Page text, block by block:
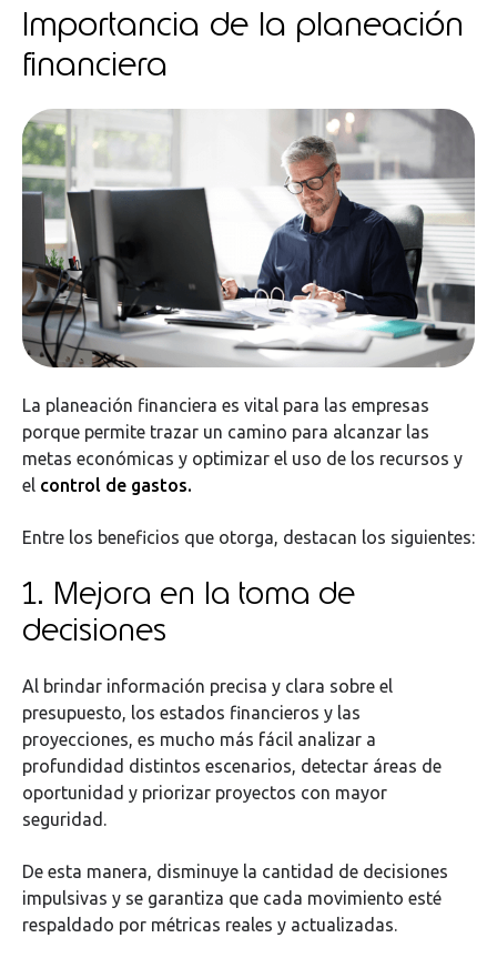
Importancia de la planeación
financiera
La planeación financiera es vital para las empresas
porque permite trazar un camino para alcanzar las
metas económicas y optimizar el uso de los recursos y
el control de gastos.
Entre los beneficios que otorga, destacan los siguientes:
1. Mejora en la toma de
decisiones
Al brindar información precisa y clara sobre el
presupuesto, los estados financieros y las
proyecciones, es mucho más fácil analizar a
profundidad distintos escenarios, detectar áreas de
oportunidad y priorizar proyectos con mayor
seguridad.
De esta manera, disminuye la cantidad de decisiones
impulsivas y se garantiza que cada movimiento esté
respaldado por métricas reales y actualizadas.